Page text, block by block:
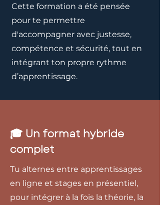
Cette formation a été pensée
pour te permettre
d'accompagner avec justesse,
compétence et sécurité, tout en
intégrant ton propre rythme
d’apprentissage.
🎓 Un format hybride
complet
Tu alternes entre apprentissages
en ligne et stages en présentiel,
pour intégrer à la fois la théorie, la